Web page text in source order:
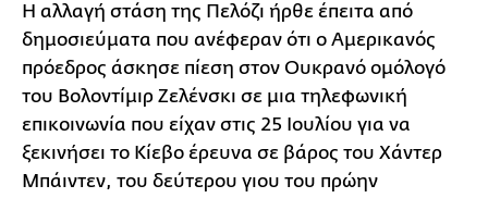
Η αλλαγή στάση της Πελόζι ήρθε έπειτα από
δημοσιεύματα που ανέφεραν ότι ο Αμερικανός
πρόεδρος άσκησε πίεση στον Ουκρανό ομόλογό
του Βολοντίμιρ Ζελένσκι σε μια τηλεφωνική
επικοινωνία που είχαν στις 25 Ιουλίου για να
ξεκινήσει το Κίεβο έρευνα σε βάρος του Χάντερ
Μπάιντεν, του δεύτερου γιου του πρώην